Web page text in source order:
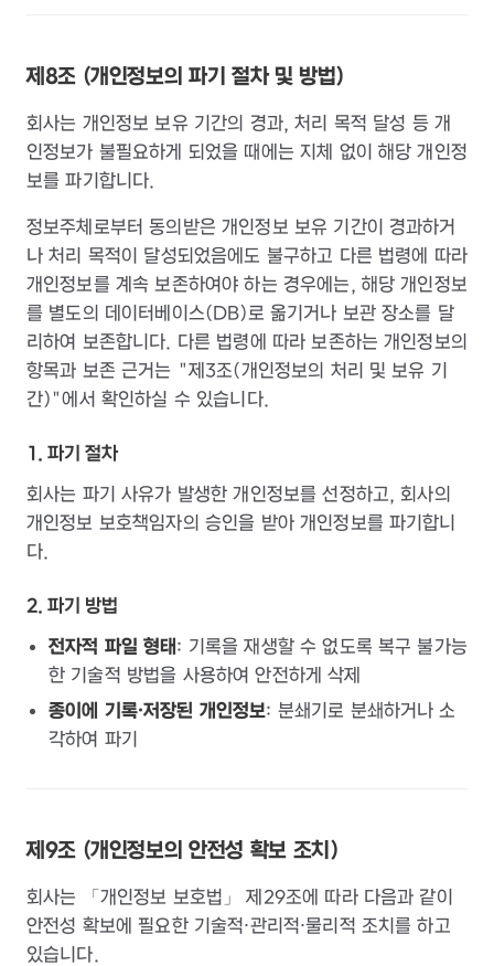
제8조 (개인정보의 파기 절차 및 방법)
회사는 개인정보 보유 기간의 경과, 처리 목적 달성 등 개
인정보가 불필요하게 되었을 때에는 지체 없이 해당 개인정
보를 파기합니다.
정보주체로부터 동의받은 개인정보 보유 기간이 경과하거
나 처리 목적이 달성되었음에도 불구하고 다른 법령에 따라
개인정보를 계속 보존하여야 하는 경우에는, 해당 개인정보
를 별도의 데이터베이스(DB)로 옮기거나 보관 장소를 달
리하여 보존합니다. 다른 법령에 따라 보존하는 개인정보의
항목과 보존 근거는 "제3조(개인정보의 처리 및 보유 기
간)"에서 확인하실 수 있습니다.
1. 파기 절차
회사는 파기 사유가 발생한 개인정보를 선정하고, 회사의
개인정보 보호책임자의 승인을 받아 개인정보를 파기합니
다.
2. 파기 방법
전자적 파일 형태 : 기록을 재생할 수 없도록 복구 불가능
한 기술적 방법을 사용하여 안전하게 삭제
종이에 기록·저장된 개인정보: 분쇄기로 분쇄하거나 소
각하여 파기
제9조 (개인정보의 안전성 확보 조치)
회사는 「개인정보 보호법」 제29조에 따라 다음과 같이
안전성 확보에 필요한 기술적·관리적·물리적 조치를 하고
있습니다.